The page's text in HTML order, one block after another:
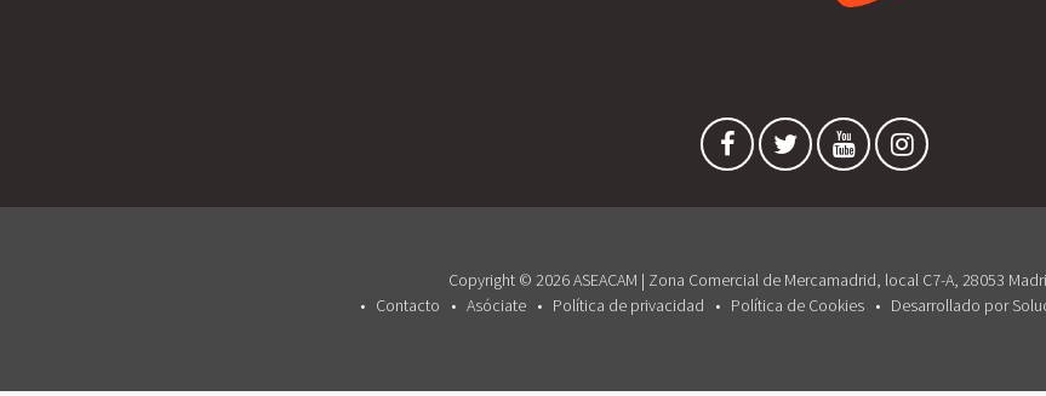
Copyright © 2026 ASEACAM | Zona Comercial de Mercamadrid, local C7-A, 28053
Contacto
Asóciate Política de privacidad Política de Cookies Desarrollado por